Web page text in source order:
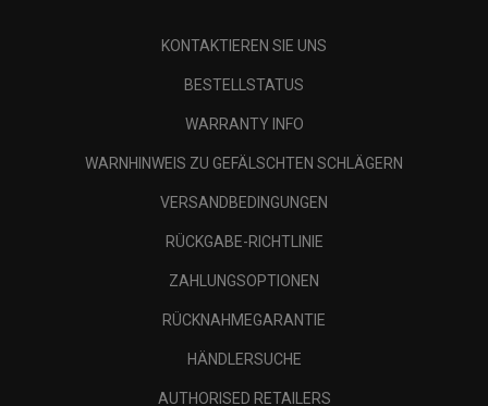
KONTAKTIEREN SIE UNS
BESTELLSTATUS
WARRANTY INFO
WARNHINWEIS ZU GEFÄLSCHTEN SCHLÄGERN
VERSANDBEDINGUNGEN
RÜCKGABE-RICHTLINIE
ZAHLUNGSOPTIONEN
RÜCKNAHMEGARANTIE
HÄNDLERSUCHE
AUTHORISED RETAILERS